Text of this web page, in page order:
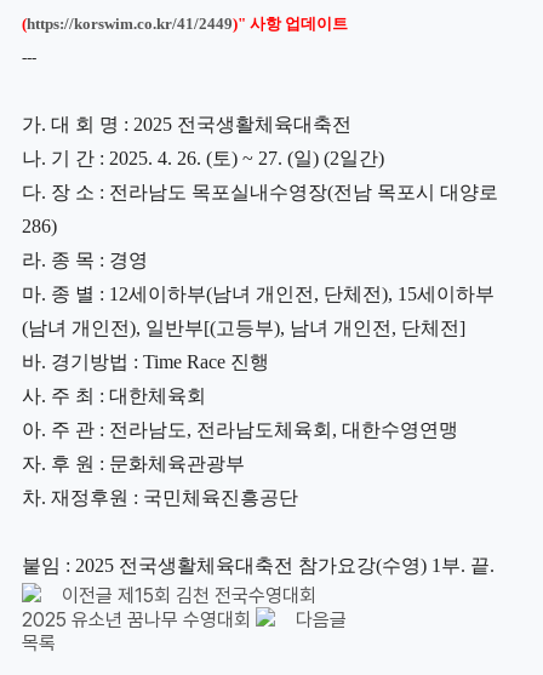
(https://korswim.co.kr/41/2449)" 사항 업데이트
---
가. 대 회 명 : 2025 전국생활체육대축전
나. 기 간 : 2025. 4. 26. (토) ~ 27. (일) (2일간)
다. 장 소 : 전라남도 목포실내수영장(전남 목포시 대양로
286)
라. 종 목 : 경영
마. 종 별 : 12세이하부(남녀 개인전 , 단체전), 15세이하부
(남녀 개인전), 일반부[(고등부), 남녀 개인전 , 단체전]
바. 경기방법 : Time Race 진행
사. 주 최 : 대한체육회
아. 주 관 : 전라남도, 전라남도체육회 , 대한수영연맹
자. 후 원 : 문화체육관광부
차. 재정후원 : 국민체육진흥공단
붙임 : 2025 전국생활체육대축전 참가요강(수영) 1 부. 끝.
이전글 제15회 김천 전국수영대회
2025 유소년 꿈나무 수영대회
다음글
목록